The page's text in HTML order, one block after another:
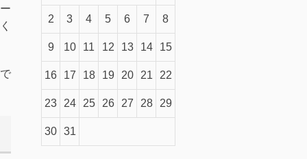
2 3 4 5 6 7 8
9 10 11 12 13 14 15
16 17 18 19 20 21 22
23 24 25 26 27 28 29
30 31